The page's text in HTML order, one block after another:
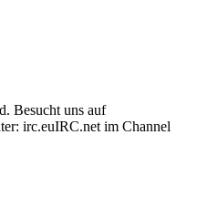
Besucht uns auf
irc.euIRC.net im Channel